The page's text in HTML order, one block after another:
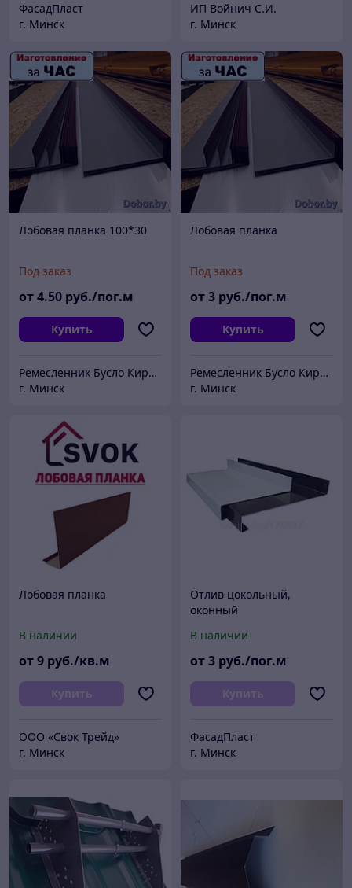
ФасадПласт
г. Минск
ИП Войнич С.И.
г. Минск
Лобовая планка 100*30
Под заказ
от4.50 руб./пог.м
Купить
Ремесленник Бусло Кирилл Владимирович
г. Минск
Лобовая планка
Под заказ
от3 руб./пог.м
Купить
Ремесленник Бусло Кирилл Владимирович
г. Минск
Лобовая планка
В наличии
от9 руб./кв.м
Купить
ООО «Свок Трейд»
г. Минск
Отлив цокольный,
оконный
В наличии
от3 руб./пог.м
Купить
ФасадПласт
г. Минск